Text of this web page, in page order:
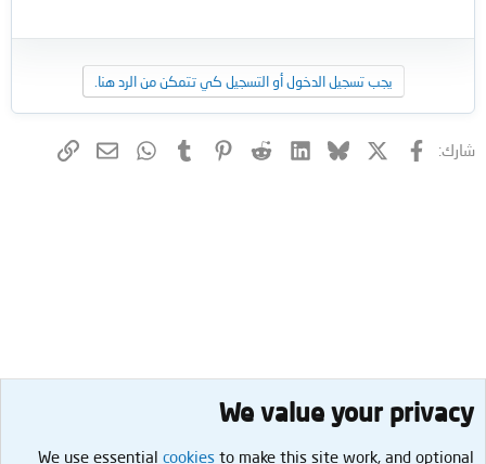
يجب تسجيل الدخول أو التسجيل كي تتمكن من الرد هنا.
شارك: فيسبوك X (Twitter)
Bluesky
LinkedIn
Reddit
Pinterest
Tumblr
WhatsApp
البريدالرابط
We value your privacy
We use essential cookies to make this site work, and optional